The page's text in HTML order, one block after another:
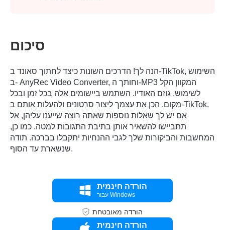
שלב 3.
סיכום
הנה לך! הדרכים השונות כיצד לחתוך סאונד ב-TikTok, השימוש
ב- AnyRec Video Converter, וחותך ה-MP3 המקוון הקל
לשימוש, גוזם האודיו. השתמש ביישומים אלה בכל זמן ובכל
מקום. הכן את עצמך ליצור סרטונים ולהעלות אותם ב-TikTok.
אם יש לך שאלות נוספות שאתה רוצה שייענו עליהן, אל
תתביישו להשאיר אותן בתיבת התגובות למטה. כמו כן,
המחשבות והביקורות שלך לגבי ההנחיות יתקבלו בברכה. תודה
שנשארת עד הסוף.
הורדה חינמית
עבור Windows
הורדה מאובטחת
הורדה חינמית